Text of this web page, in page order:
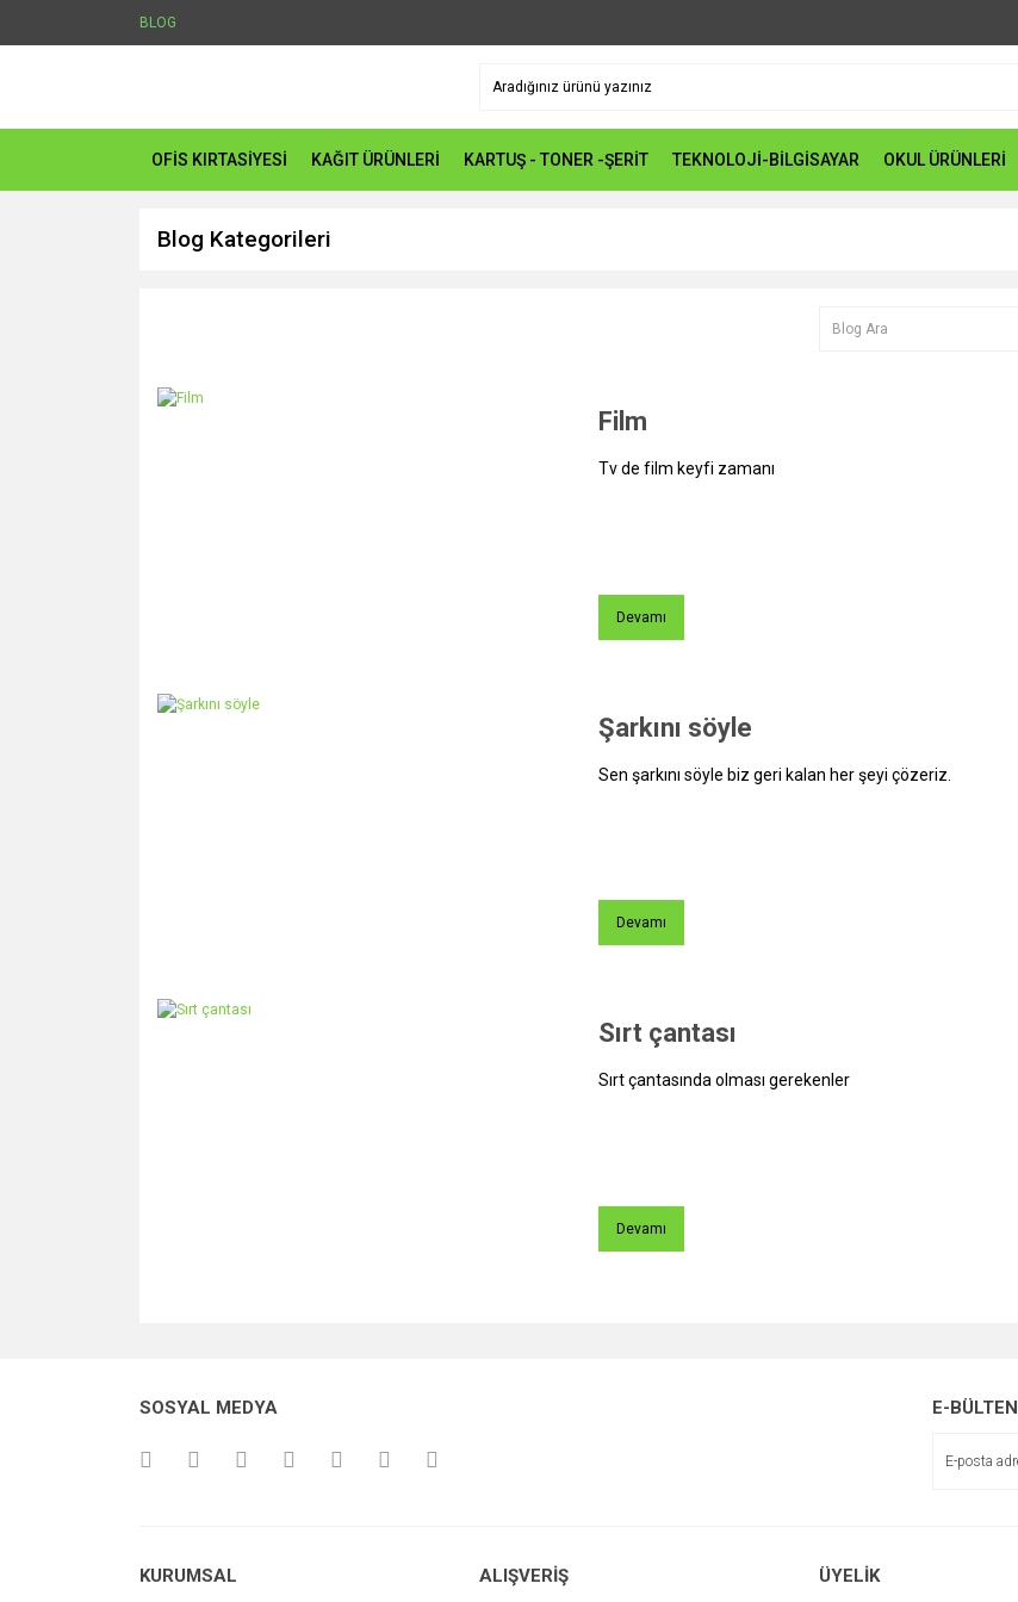
BLOG
OFİS KIRTASİYESİ KAĞIT ÜRÜNLERİ KARTUŞ - TONER -ŞERİT TEKNOLOJİ-BİLGİSAYAR OKUL ÜRÜNLERİ
Blog Kategorileri
Film
Tv de film keyfi zamanı
Devamı
Şarkını söyle
Sen şarkını söyle biz geri kalan her şeyi çözeriz.
Devamı
Sırt çantası
Sırt çantasında olması gerekenler
Devamı
SOSYAL MEDYA E-BÜLTEN
KURUMSAL ALIŞVERİŞ ÜYELİK